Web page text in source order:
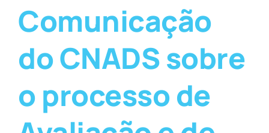
Comunicação
do CNADS sobre
o processo de